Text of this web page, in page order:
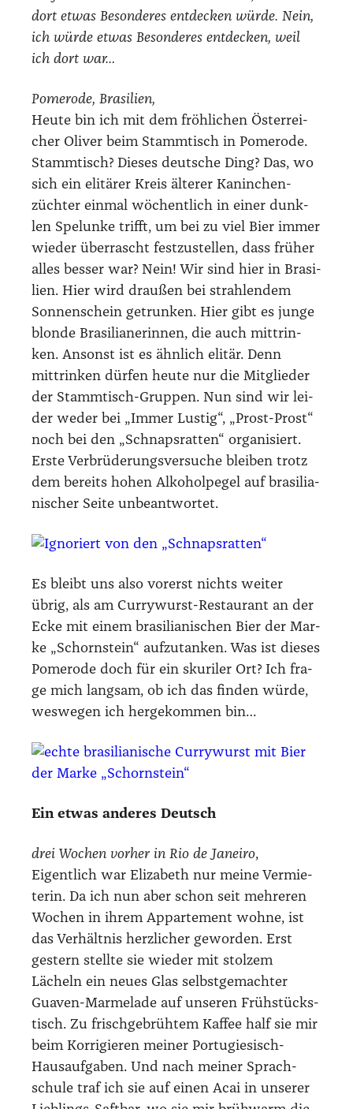
dort etwas Beson­de­res ent­de­cken wür­de. Nein,
ich wür­de etwas Beson­de­res ent­de­cken, weil
ich dort war…
Pomero­de, Bra­si­li­en,
Heu­te bin ich mit dem fröh­li­chen Öster­rei­
cher Oli­ver beim Stamm­tisch in Pomero­de.
Stamm­tisch? Die­ses deut­sche Ding? Das, wo
sich ein eli­tä­rer Kreis älte­rer Kanin­chen­
züch­ter ein­mal wöchent­lich in einer dunk­
len Spe­lun­ke trifft, um bei zu viel Bier immer
wie­der über­rascht fest­zu­stel­len, dass frü­her
alles bes­ser war? Nein! Wir sind hier in Bra­si­
li­en. Hier wird drau­ßen bei strah­len­dem
Son­nen­schein getrun­ken. Hier gibt es jun­ge
blon­de Bra­si­lia­ne­rin­nen, die auch mittrin­
ken. Ansonst ist es ähn­lich eli­tär. Denn
mittrin­ken dür­fen heu­te nur die Mit­glie­der
der Stamm­tisch-Grup­pen. Nun sind wir lei­
der weder bei „Immer Lus­tig“, „Prost-Prost“
noch bei den „Schnaps­rat­ten“ orga­ni­siert.
Ers­te Ver­brü­de­rungs­ver­su­che blei­ben trotz
dem bereits hohen Alko­hol­pe­gel auf bra­si­lia­
ni­scher Sei­te unbe­ant­wor­tet.
Es bleibt uns also vor­erst nichts wei­ter
übrig, als am Cur­ry­wurst-Restau­rant an der
Ecke mit einem bra­si­lia­ni­schen Bier der Mar­
ke „Schorn­stein“ auf­zu­tan­ken. Was ist die­ses
Pomero­de doch für ein sku­ri­ler Ort? Ich fra­
ge mich lang­sam, ob ich das fin­den wür­de,
wes­we­gen ich her­ge­kom­men bin…
Ein etwas ande­res Deutsch
drei Wochen vor­her in Rio de Janei­ro,
Eigent­lich war Eliza­beth nur mei­ne Ver­mie­
te­rin. Da ich nun aber schon seit meh­re­ren
Wochen in ihrem Appar­te­ment woh­ne, ist
das Ver­hält­nis herz­li­cher gewor­den. Erst
ges­tern stell­te sie wie­der mit stol­zem
Lächeln ein neu­es Glas selbst­ge­mach­ter
Gua­ven-Mar­me­la­de auf unse­ren Früh­stücks­
tisch. Zu frisch­ge­brüh­tem Kaf­fee half sie mir
beim Kor­ri­gie­ren mei­ner Por­tu­gie­sisch-
Haus­auf­ga­ben. Und nach mei­ner Sprach­
schu­le traf ich sie auf einen Acai in unse­rer